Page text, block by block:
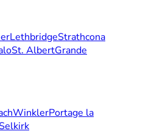
LethbridgeStrathcona
St. AlbertGrande
WinklerPortage la
Selkirk